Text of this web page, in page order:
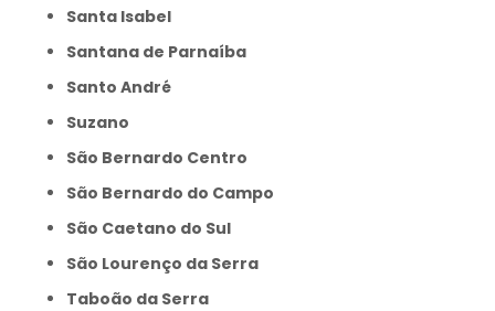
Santa Isabel
Santana de Parnaíba
Santo André
Suzano
São Bernardo Centro
São Bernardo do Campo
São Caetano do Sul
São Lourenço da Serra
Taboão da Serra